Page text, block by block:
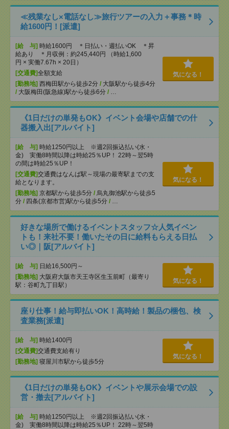
≪残業なし×電話なし≫旅行ツアーの入力＋事務＊時
給1600円！[派遣]
[給 与] 時給1600円 ＊日払い・週払いOK ＊昇
給あり ＊月収例：約245,440円 （時給1,600
円 × 実働7.67h × 20日）
[交通費]全額支給
[勤務地] 西梅田駅から徒歩2分 / 大阪駅から徒歩4分
/ 大阪梅田(阪急線)駅から徒歩6分 / …
気になる！
《1日だけの単発もOK》イベント会場や店舗での什
器搬入出[アルバイト]
[給 与] 時給1250円以上 ※週2回振込払い(水・
金) 実働8時間以降は時給25％UP！ 22時～翌5時
の間は時給25％UP！
[交通費]交通費はなんば駅～現場の最寄駅までの支
給となります。
[勤務地] 京都駅から徒歩5分 / 烏丸御池駅から徒歩5
分 / 四条(京都市営)駅から徒歩5分 / …
気になる！
好きな場所で働けるイベントスタッフ☆人気イベン
トも！来社不要！働いたその日に給料もらえる日払
い◎｜阪[アルバイト]
[給 与] 日給16,500円～
[勤務地] 大阪府大阪市天王寺区生玉前町（最寄り
駅：谷町九丁目駅）
気になる！
座り仕事！給与即払いOK！高時給！製品の梱包、検
査業務[派遣]
[給 与] 時給1400円
[交通費]交通費支給有り
[勤務地] 寝屋川市駅から徒歩5分
気になる！
《1日だけの単発もOK》イベントや展示会場での設
営・撤去[アルバイト]
[給 与] 時給1250円以上 ※週2回振込払い(水・
金) 実働8時間以降は時給25％UP！ 22時～翌5時